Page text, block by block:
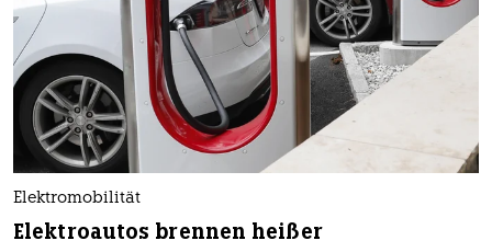
Elektromobilität
Elektroautos brennen heißer